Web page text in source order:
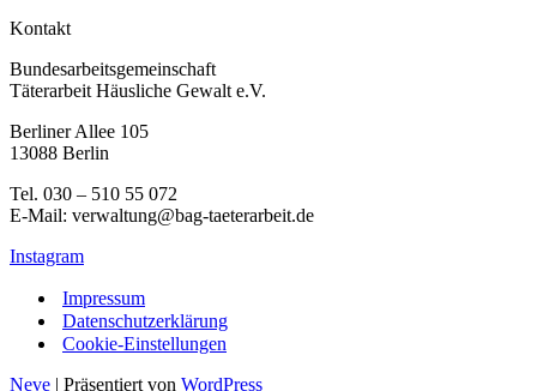
Kontakt
Bundesarbeitsgemeinschaft
Täterarbeit Häusliche Gewalt e.V.
Berliner Allee 105
13088 Berlin
Tel. 030 – 510 55 072
E-Mail: verwaltung@bag-taeterarbeit.de
Instagram
Impressum
Datenschutzerklärung
Cookie-Einstellungen
Neve | Präsentiert von WordPress